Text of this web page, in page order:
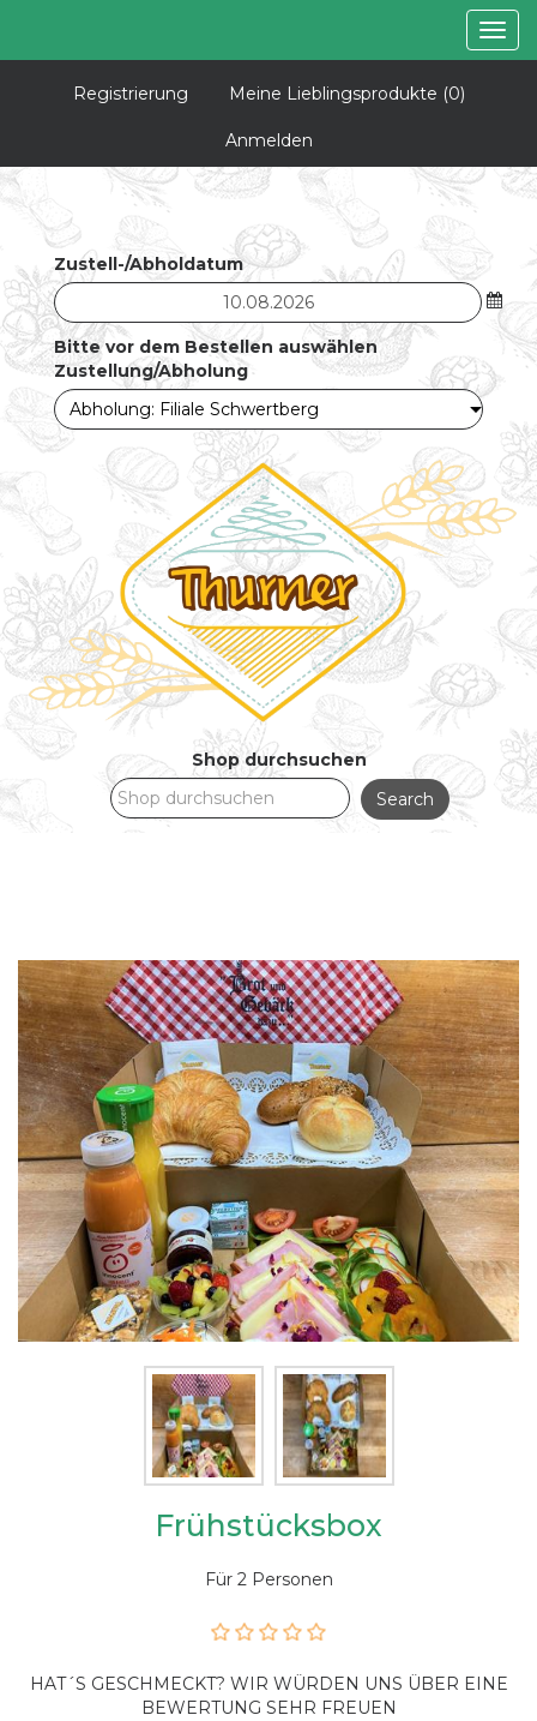
Registrierung Meine Lieblingsprodukte (0)
Anmelden
Zustell-/Abholdatum
Bitte vor dem Bestellen auswählen
Zustellung/Abholung
Shop durchsuchen
Frühstücksbox
Für 2 Personen
HAT´S GESCHMECKT? WIR WÜRDEN UNS ÜBER EINE
BEWERTUNG SEHR FREUEN